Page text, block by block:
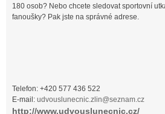
180 osob? Nebo chcete sledovat sportovní
fanoušky? Pak jste na správné adrese.
Telefon: +420 577 436 522
E-mail: udvouslunecnic.zlin@seznam.cz
http://www.udvouslunecnic.cz/